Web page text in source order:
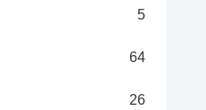
5
64
26